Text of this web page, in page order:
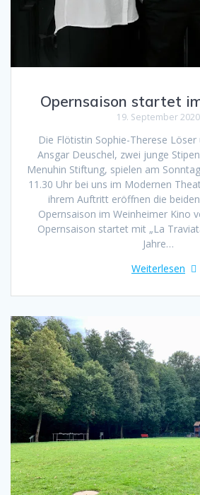
Opernsaison startet
19. September 2020
Die Flötistin Sophie-Therese
Ansgar Deuschel, zwei junge
Menuhin Stiftung, spielen am
11.30 Uhr bei uns im Modernen
ihrem Auftritt eröffnen die
Opernsaison im Weinheimer Kino
Opernsaison startet mit „La
Jahre…
Weiterlesen